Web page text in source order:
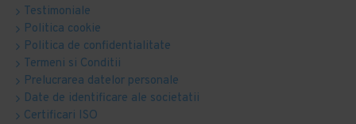
Testimoniale
Politica cookie
Politica de confidentialitate
Termeni si Conditii
Prelucrarea datelor personale
Date de identificare ale societatii
Certificari ISO